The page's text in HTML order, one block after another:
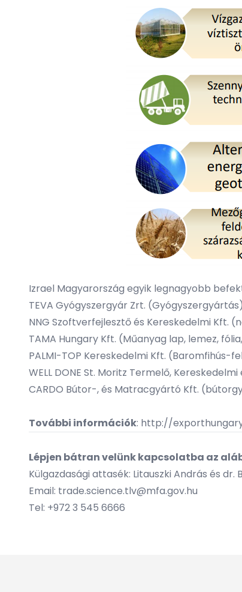
Izrael Magyarország egyik legnagyobb
TEVA Gyógyszergyár Zrt.
NNG Szoftverfejlesztő és Kereskedelmi Kft.
TAMA Hungary Kft. (Műanyag lap, lemez,
PALMI-TOP Kereskedelmi Kft. (Baromfihús-
WELL DONE St. Moritz Termelő,
CARDO Bútor-, és Matracgyártó Kft.
További információk: http://
Lépjen bátran velünk kapcsolatba az
Külgazdasági attasék: Litauszki András és dr.
Email: trade.science.tlv@mfa.gov.hu
Tel: +972 3 545 6666